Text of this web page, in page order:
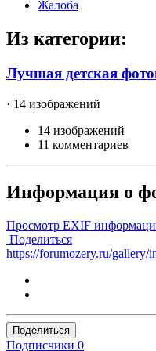
Жалоба
Из категории:
Лучшая детская
· 14 изображений
14 изображений
11 комментариев
Информация о
Просмотр EXIF
Поделиться
https://forumozery.ru/
Поделиться
Подписчики 0